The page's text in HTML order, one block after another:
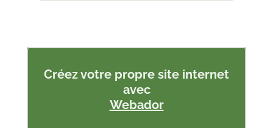
Créez votre propre site internet
avec
Webador